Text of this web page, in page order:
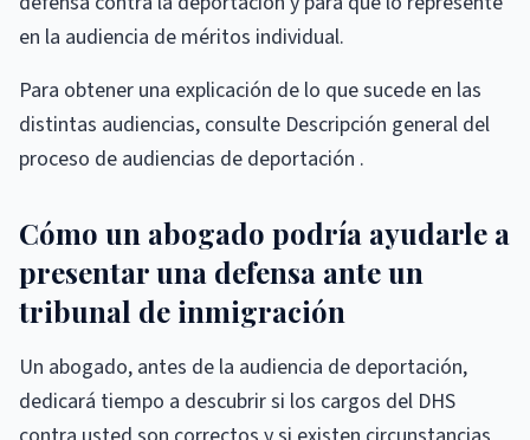
en la audiencia de méritos individual.
Para obtener una explicación de lo que sucede en las
distintas audiencias, consulte Descripción general del
proceso de audiencias de deportación .
Cómo un abogado podría ayudarle a
presentar una defensa ante un
tribunal de inmigración
Un abogado, antes de la audiencia de deportación,
dedicará tiempo a descubrir si los cargos del DHS